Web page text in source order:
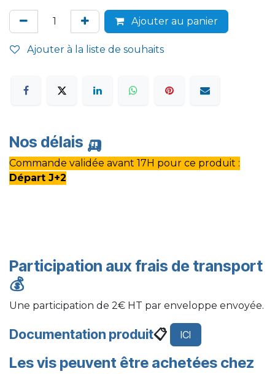
Ajouter au panier
Ajouter à la liste de souhaits
Nos délais 🛺
Commande validée avant 17H pour ce produit :
Départ J+2
Participation aux frais de transport
💰
Une participation de 2€ HT par enveloppe envoyée.
Documentation produit📋 ICI
Les vis peuvent être achetées chez